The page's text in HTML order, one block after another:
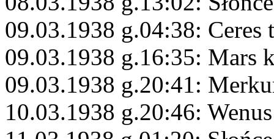
09.03.1938 g.04:38: Ceres
09.03.1938 g.16:35: Mars
09.03.1938 g.20:41:
10.03.1938 g.20:46: